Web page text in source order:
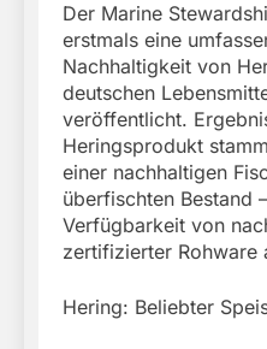
Der Marine
erstmals eine
Nachhaltigkeit von
deutschen
veröffentlicht.
Heringsprodukt
einer nachhaltigen
überfischten Bestand
Verfügbarkeit von
zertifizierter Rohware
Hering: Beliebter